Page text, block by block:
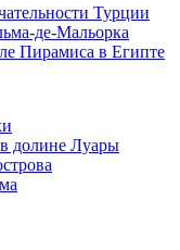
Турции
де-Мальорка
Пирамиса в Египте
долине Луары